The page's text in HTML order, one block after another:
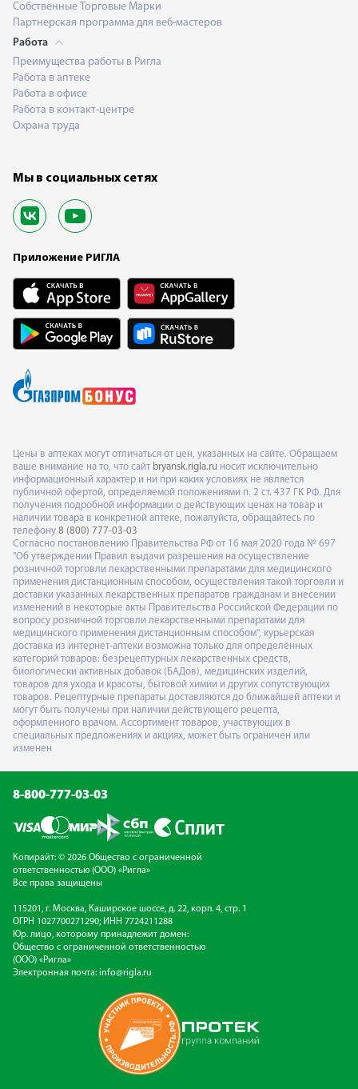
Собственные Торговые Марки
Партнерская программа для веб-мастеров
Работа
Преимущества работы в Ригла
Работа в аптеке
Работа в офисе
Работа в контакт-центре
Охрана труда
Мы в социальных сетях
Приложение РИГЛА
Цены в аптеках могут отличаться от цен, указанных на сайте. Обращаем
ваше внимание на то, что сайт bryansk.rigla.ru носит исключительно
информационный характер и ни при каких условиях не является
публичной офертой, определяемой положениями п. 2 ст. 437 ГК РФ. Для
получения подробной информации о действующих ценах на товар и
наличии товара в конкретной аптеке, пожалуйста, обращайтесь по
телефону 8 (800) 777-03-03
Согласно постановлению Правительства РФ от 16 мая 2020 года № 697
"Об утверждении Правил выдачи разрешения на осуществление
розничной торговли лекарственными препаратами для медицинского
применения дистанционным способом, осуществления такой торговли и
доставки указанных лекарственных препаратов гражданам и внесении
изменений в некоторые акты Правительства Российской Федерации по
вопросу розничной торговли лекарственными препаратами для
медицинского применения дистанционным способом", курьерская
доставка из интернет-аптеки возможна только для определённых
категорий товаров: безрецептурных лекарственных средств,
биологически активных добавок (БАДов), медицинских изделий,
товаров для ухода и красоты, бытовой химии и других сопутствующих
товаров. Рецептурные препараты доставляются до ближайшей аптеки и
могут быть получены при наличии действующего рецепта,
оформленного врачом. Ассортимент товаров, участвующих в
специальных предложениях и акциях, может быть ограничен или
изменен
8-800-777-03-03
Копирайт: © 2026 Общество с ограниченной
ответственностью (ООО) «Ригла»
Все права защищены
115201, г. Москва, Каширское шоссе, д. 22, корп. 4, стр. 1
ОГРН 1027700271290; ИНН 7724211288
Юр. лицо, которому принадлежит домен:
Общество с ограниченной ответственностью
(ООО) «Ригла»
Электронная почта: info@rigla.ru